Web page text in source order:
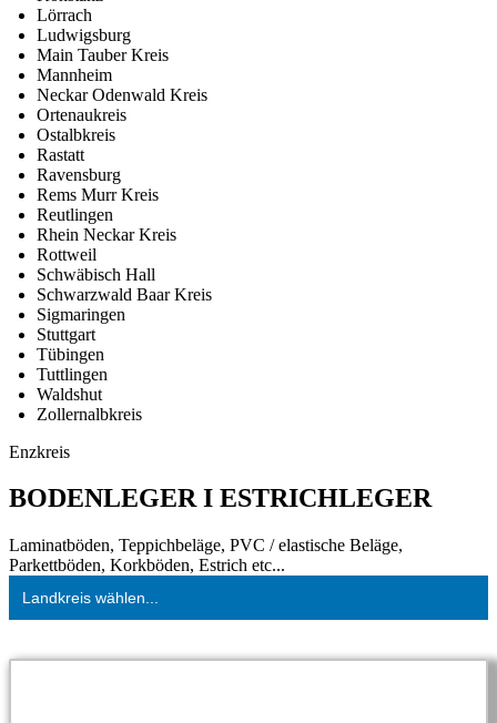
Lörrach
Ludwigsburg
Main Tauber Kreis
Mannheim
Neckar Odenwald Kreis
Ortenaukreis
Ostalbkreis
Rastatt
Ravensburg
Rems Murr Kreis
Reutlingen
Rhein Neckar Kreis
Rottweil
Schwäbisch Hall
Schwarzwald Baar Kreis
Sigmaringen
Stuttgart
Tübingen
Tuttlingen
Waldshut
Zollernalbkreis
Enzkreis
BODENLEGER I ESTRICHLEGER
Laminatböden, Teppichbeläge, PVC / elastische Beläge,
Parkettböden, Korkböden, Estrich etc...
Landkreis wählen...